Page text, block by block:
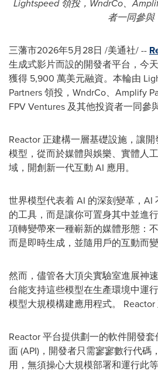
Lightspeed 領投，WndrCo、
者一同參與
三藩市2026年5月28日 /美通社/ --
生成式影片而設的開發者平台，今
獲得 5,900 萬美元融資。本輪由
Partners 領投，WndrCo、Amplify
FPV Ventures 及其他投資者一同參與
Reactor 正建構一層基礎設施，讓
模型，從而於媒體與娛樂、實體人
域，開創新一代互動 AI 應用。
世界模型代表着 AI 的深刻變革，AI
的工具，而是讓你可置身其中並進
項轉變帶來一種嶄新的媒體形態：
而是即時生成，並隨用戶的互動而變
然而，儘管各大頂尖實驗室進展神
台能支持這些模型在生產環境中運
模型大規模構建應用程式。 Reactor
Reactor 平台提供劃一的軟件開發套
面 (API)，開發者只需寥寥數行代碼
用，無須操心大規模部署和運行此